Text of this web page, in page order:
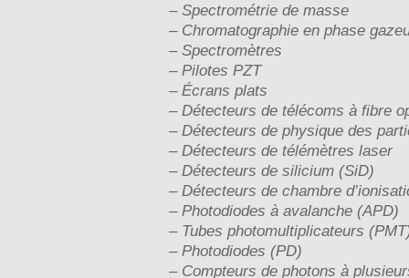
– Spectrométrie de masse
– Chromatographie en phase
– Spectromètres
– Pilotes PZT
– Écrans plats
– Détecteurs de télécoms à fibre
– Détecteurs de physique des
– Détecteurs de télémètres laser
– Détecteurs de silicium (SiD)
– Détecteurs de chambre
– Photodiodes à avalanche (APD)
– Tubes photomultiplicateurs
– Photodiodes (PD)
– Compteurs de photons à